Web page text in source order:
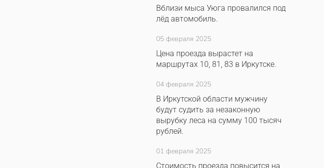
Вблизи мыса Уюга провалился под
лёд автомобиль.
05 февраля 2025
Цена проезда вырастет на
маршрутах 10, 81, 83 в Иркутске.
04 февраля 2025
В Иркутской области мужчину
будут судить за незаконную
вырубку леса на сумму 100 тысяч
рублей.
01 февраля 2025
Стоимость проезда повысится на